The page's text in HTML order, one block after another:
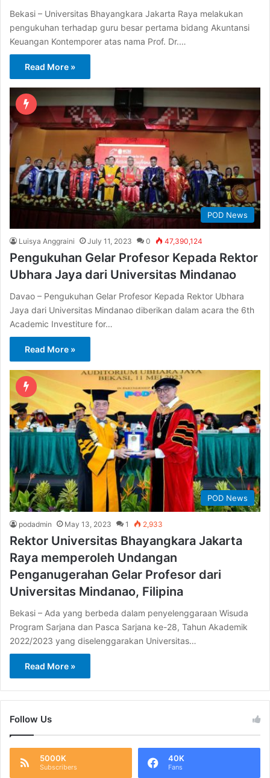
Bekasi – Universitas Bhayangkara Jakarta Raya melakukan
pengukuhan terhadap guru besar pertama bidang Akuntansi
Keuangan Kontemporer atas nama Prof. Dr.…
Read More »
POD News
Luisya Anggraini July 11, 2023 0 47,390,124
Pengukuhan Gelar Profesor Kepada Rektor
Ubhara Jaya dari Universitas Mindanao
Davao – Pengukuhan Gelar Profesor Kepada Rektor Ubhara
Jaya dari Universitas Mindanao diberikan dalam acara the 6th
Academic Investiture for…
Read More »
POD News
podadmin May 13, 2023 1 2,933
Rektor Universitas Bhayangkara Jakarta
Raya memperoleh Undangan
Penganugerahan Gelar Profesor dari
Universitas Mindanao, Filipina
Bekasi – Ada yang berbeda dalam penyelenggaraan Wisuda
Program Sarjana dan Pasca Sarjana ke-28, Tahun Akademik
2022/2023 yang diselenggarakan Universitas…
Read More »
Follow Us
5000K
Subscribers
40K
Fans